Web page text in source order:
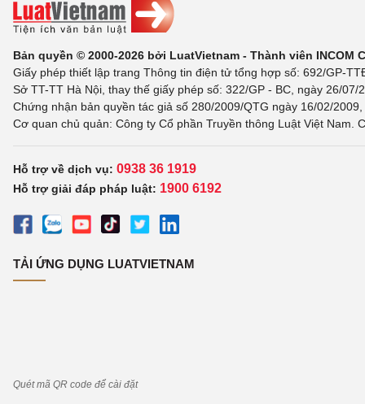
Bản quyền © 2000-2026 bởi LuatVietnam - Thành viên INCOM
Giấy phép thiết lập trang Thông tin điện tử tổng hợp số: 692/GP-
Sở TT-TT Hà Nội, thay thế giấy phép số: 322/GP - BC, ngày 26/
Chứng nhận bản quyền tác giả số 280/2009/QTG ngày 16/02/
Cơ quan chủ quản: Công ty Cổ phần Truyền thông Luật Việt Nam.
Hỗ trợ về dịch vụ: 0938 36 1919
Hỗ trợ giải đáp pháp luật: 1900 6192
TẢI ỨNG DỤNG LUATVIETNAM
Quét mã QR code để cài đặt